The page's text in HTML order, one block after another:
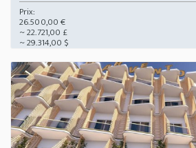
Prix:
26.500,00 €
~ 22.721,00 £
~ 29.314,00 $